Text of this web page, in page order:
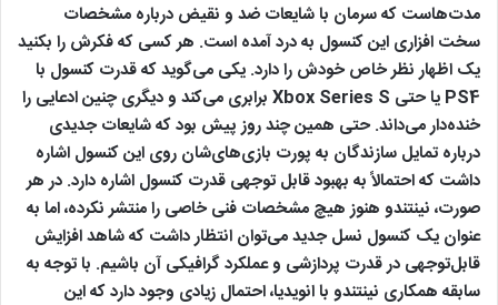
مدت‌هاست که سرمان با شایعات ضد و نقیض درباره مشخصات
سخت افزاری این کنسول به درد آمده است. هر کسی که فکرش را بکنید
یک اظهار نظر خاص خودش را دارد. یکی می‌گوید که قدرت کنسول با
PS4 یا حتی Xbox Series S برابری می‌کند و دیگری چنین ادعایی را
خنده‌دار می‌داند. حتی همین چند روز پیش بود که شایعات جدیدی
درباره تمایل سازندگان به پورت بازی‌های‌شان روی این کنسول اشاره
داشت که احتمالاً به بهبود قابل توجهی قدرت کنسول اشاره دارد. در هر
صورت، نینتندو هنوز هیچ مشخصات فنی خاصی را منتشر نکرده، اما به
عنوان یک کنسول نسل جدید می‌توان انتظار داشت که شاهد افزایش
قابل‌توجهی در قدرت پردازشی و عملکرد گرافیکی آن باشیم. با توجه به
سابقه همکاری نینتندو با انویدیا، احتمال زیادی وجود دارد که این